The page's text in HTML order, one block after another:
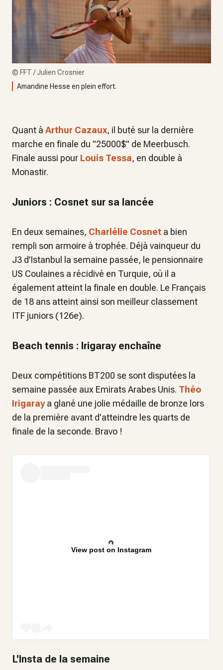
© FFT / Julien Crosnier
Amandine Hesse en plein effort.
Quant à Arthur Cazaux, il buté sur la dernière
marche en finale du "25000$" de Meerbusch.
Finale aussi pour Louis Tessa, en double à
Monastir.
Juniors : Cosnet sur sa lancée
En deux semaines, Charlélie Cosnet a bien
rempli son armoire à trophée. Déjà vainqueur du
J3 d’Istanbul la semaine passée, le pensionnaire
US Coulaines a récidivé en Turquie, où il a
également atteint la finale en double. Le Français
de 18 ans atteint ainsi son meilleur classement
ITF juniors (126e).
Beach tennis : Irigaray enchaîne
Deux compétitions BT200 se sont disputées la
semaine passée aux Emirats Arabes Unis. Théo
Irigaraya glané une jolie médaille de bronze lors
de la première avant d'atteindre les quarts de
finale de la seconde. Bravo !
View post on Instagram
L'Insta de la semaine